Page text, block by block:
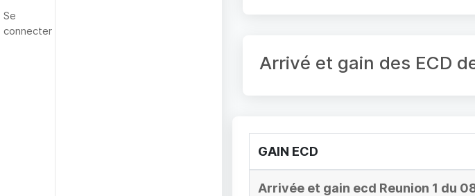
Se
connecter
Arrivé et gain des ECD
GAIN ECD
Arrivée et gain ecd Reunion 1 du